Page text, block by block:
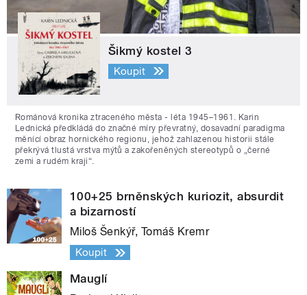
Šikmý kostel 3
Koupit
Románová kronika ztraceného města - léta 1945–1961. Karin
Lednická předkládá do značné míry převratný, dosavadní paradigma
měnící obraz hornického regionu, jehož zahlazenou historii stále
překrývá tlustá vrstva mýtů a zakořeněných stereotypů o „černé
zemi a rudém kraji“.
100+25 brněnských kuriozit, absurdit
a bizarností
Miloš Šenkýř, Tomáš Kremr
Koupit
Mauglí